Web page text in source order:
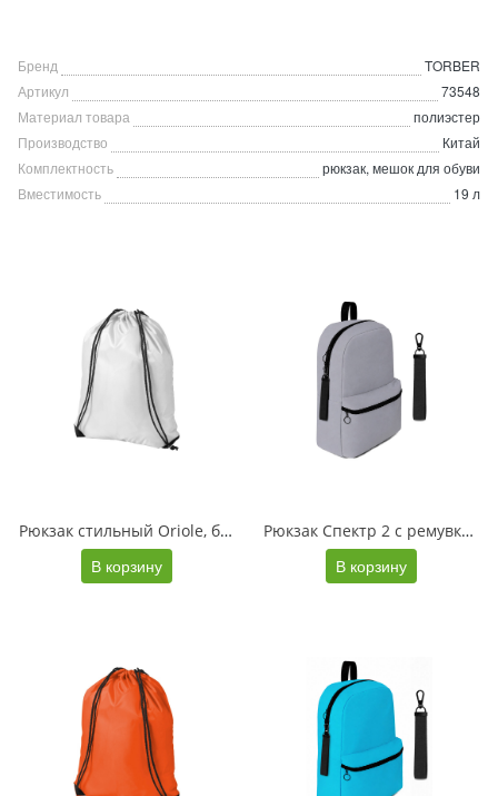
Бренд
TORBER
Артикул
73548
Материал товара
полиэстер
Производство
Китай
Комплектность
рюкзак, мешок для обуви
Вместимость
19 л
Рюкзак стильный Oriole, белый
В корзину
Рюкзак Спектр 2 с ремувкой под нанесение, серый/черный
В корзину